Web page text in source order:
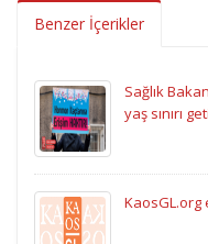
Benzer İçerikler
Sağlık
yaş sınırı
KaosGL.org